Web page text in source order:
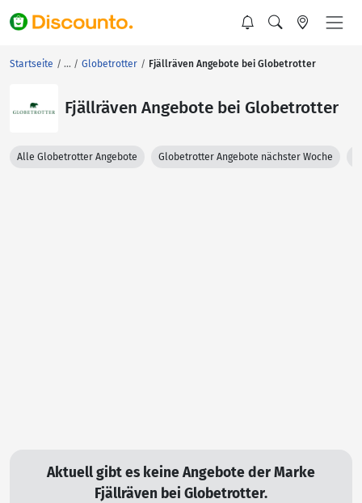
Startseite Globetrotter Fjällräven Angebote bei Globetrotter
Fjällräven Angebote bei Globetrotter
Alle Globetrotter Angebote Globetrotter Angebote nächster Woche
Aktuell gibt es keine Angebote der Marke
Fjällräven bei Globetrotter.